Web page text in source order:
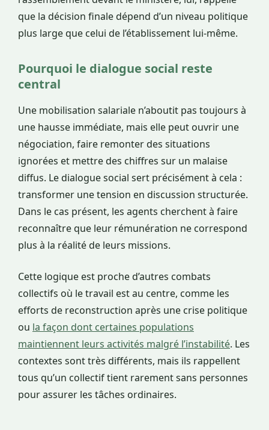
que la décision finale dépend d’un niveau politique
plus large que celui de l’établissement lui-même.
Pourquoi le dialogue social reste
central
Une mobilisation salariale n’aboutit pas toujours à
une hausse immédiate, mais elle peut ouvrir une
négociation, faire remonter des situations
ignorées et mettre des chiffres sur un malaise
diffus. Le dialogue social sert précisément à cela :
transformer une tension en discussion structurée.
Dans le cas présent, les agents cherchent à faire
reconnaître que leur rémunération ne correspond
plus à la réalité de leurs missions.
Cette logique est proche d’autres combats
collectifs où le travail est au centre, comme les
efforts de reconstruction après une crise politique
ou la façon dont certaines populations
maintiennent leurs activités malgré l’instabilité. Les
contextes sont très différents, mais ils rappellent
tous qu’un collectif tient rarement sans personnes
pour assurer les tâches ordinaires.